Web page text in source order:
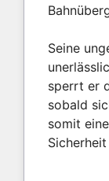
Seine
sperrt er
sobald
somit